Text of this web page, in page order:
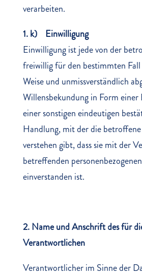
verarbeiten.
1. k) Einwilligung
Einwilligung ist jede von der
freiwillig für den bestimmten
Weise und unmissverständlich
Willensbekundung in Form
einer sonstigen eindeutigen
Handlung, mit der die betroffene
verstehen gibt, dass sie mit der
betreffenden
einverstanden ist.
2. Name und Anschrift des für
Verantwortlichen
Verantwortlicher im Sinne der